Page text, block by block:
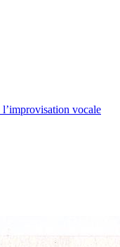
l’improvisation vocale